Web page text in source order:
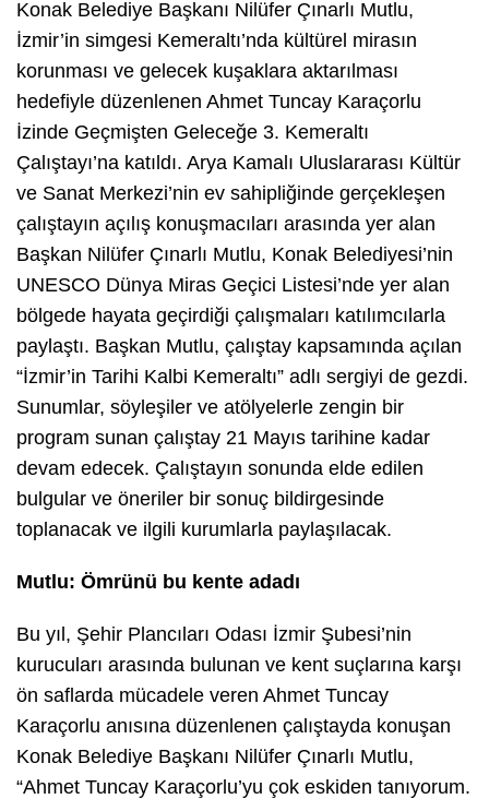
Konak Belediye Başkanı Nilüfer Çınarlı Mutlu,
İzmir’in simgesi Kemeraltı’nda kültürel mirasın
korunması ve gelecek kuşaklara aktarılması
hedefiyle düzenlenen Ahmet Tuncay Karaçorlu
İzinde Geçmişten Geleceğe 3. Kemeraltı
Çalıştayı’na katıldı. Arya Kamalı Uluslararası Kültür
ve Sanat Merkezi’nin ev sahipliğinde gerçekleşen
çalıştayın açılış konuşmacıları arasında yer alan
Başkan Nilüfer Çınarlı Mutlu, Konak Belediyesi’nin
UNESCO Dünya Miras Geçici Listesi’nde yer alan
bölgede hayata geçirdiği çalışmaları katılımcılarla
paylaştı. Başkan Mutlu, çalıştay kapsamında açılan
“İzmir’in Tarihi Kalbi Kemeraltı” adlı sergiyi de gezdi.
Sunumlar, söyleşiler ve atölyelerle zengin bir
program sunan çalıştay 21 Mayıs tarihine kadar
devam edecek. Çalıştayın sonunda elde edilen
bulgular ve öneriler bir sonuç bildirgesinde
toplanacak ve ilgili kurumlarla paylaşılacak.
Mutlu: Ömrünü bu kente adadı
Bu yıl, Şehir Plancıları Odası İzmir Şubesi’nin
kurucuları arasında bulunan ve kent suçlarına karşı
ön saflarda mücadele veren Ahmet Tuncay
Karaçorlu anısına düzenlenen çalıştayda konuşan
Konak Belediye Başkanı Nilüfer Çınarlı Mutlu,
“Ahmet Tuncay Karaçorlu’yu çok eskiden tanıyorum.